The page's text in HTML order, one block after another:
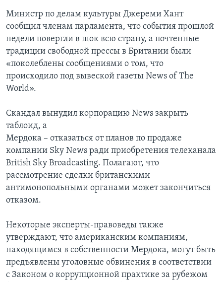
Министр по делам культуры Джереми Хант
сообщил членам парламента, что события прошлой
недели повергли в шок всю страну, а почтенные
традиции свободной прессы в Британии были
«поколеблены сообщениями о том, что
происходило под вывеской газеты News of The
World».
Скандал вынудил корпорацию News закрыть
таблоид, а
Мердока – отказаться от планов по продаже
компании Sky News ради приобретения телеканала
British Sky Broadcasting. Полагают, что
рассмотрение сделки британскими
антимонопольными органами может закончиться
отказом.
Некоторые эксперты-правоведы также
утверждают, что американским компаниям,
находящимся в собственности Мердока, могут быть
предъявлены уголовные обвинения в соответствии
с Законом о коррупционной практике за рубежом